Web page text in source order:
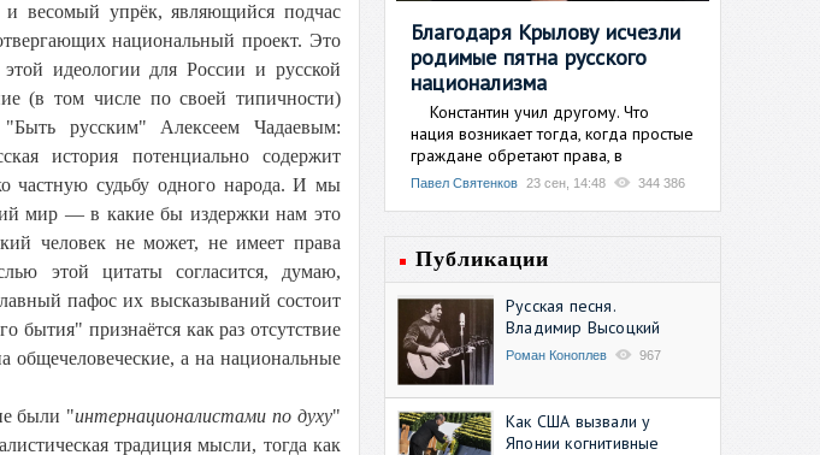
весомый упрёк, являющийся подчас
национальный проект. Это
идеологии для России и русской
(в том числе по своей типичности)
русским" Алексеем Чадаевым:
история потенциально содержит
частную судьбу одного народа. И мы
мир — в какие бы издержки нам это
человек не может, не имеет права
этой цитаты согласится, думаю,
пафос их высказываний состоит
бытия" признаётся как раз отсутствие
общечеловеческие, а на национальные
были "интернационалистами по духу"
традиция мысли, тогда как
Благодаря Крылову исчезли
родимые пятна русского
национализма
Константин учил другому. Что
нация возникает тогда, когда простые
граждане обретают права, в
Павел Святенков 23 сен, 14:48 344 386
Публикации
Русская песня.
Владимир Высоцкий
Роман Коноплев 967
Как США вызвали у
Японии когнитивные